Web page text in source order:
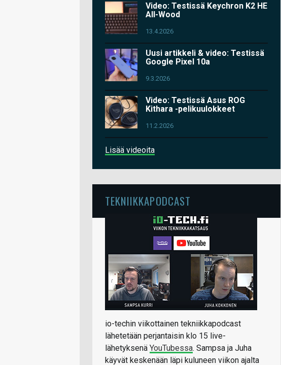
Video: Testissä Keychron K2 HE
All-Wood
13.4.2026
Uusi artikkeli & video: Testissä
Google Pixel 10a
9.3.2026
Video: Testissä Asus ROG
Kithara -pelikuulokkeet
11.2.2026
Lisää videoita
TEKNIIKKAPODCAST
io-techin viikottainen tekniikkapodcast
lähetetään perjantaisin klo 15 live-
lähetyksenä YouTubessa. Sampsa ja Juha
käyvät keskenään läpi kuluneen viikon ajalta